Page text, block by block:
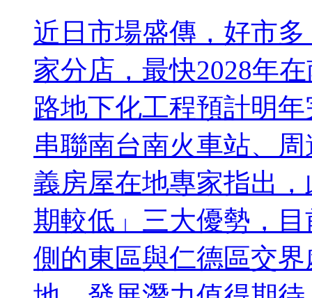
近日市場盛傳，好市
家分店，最快2028年
路地下化工程預計明
串聯南台南火車站、
義房屋在地專家指出
期較低」三大優勢，
側的東區與仁德區交